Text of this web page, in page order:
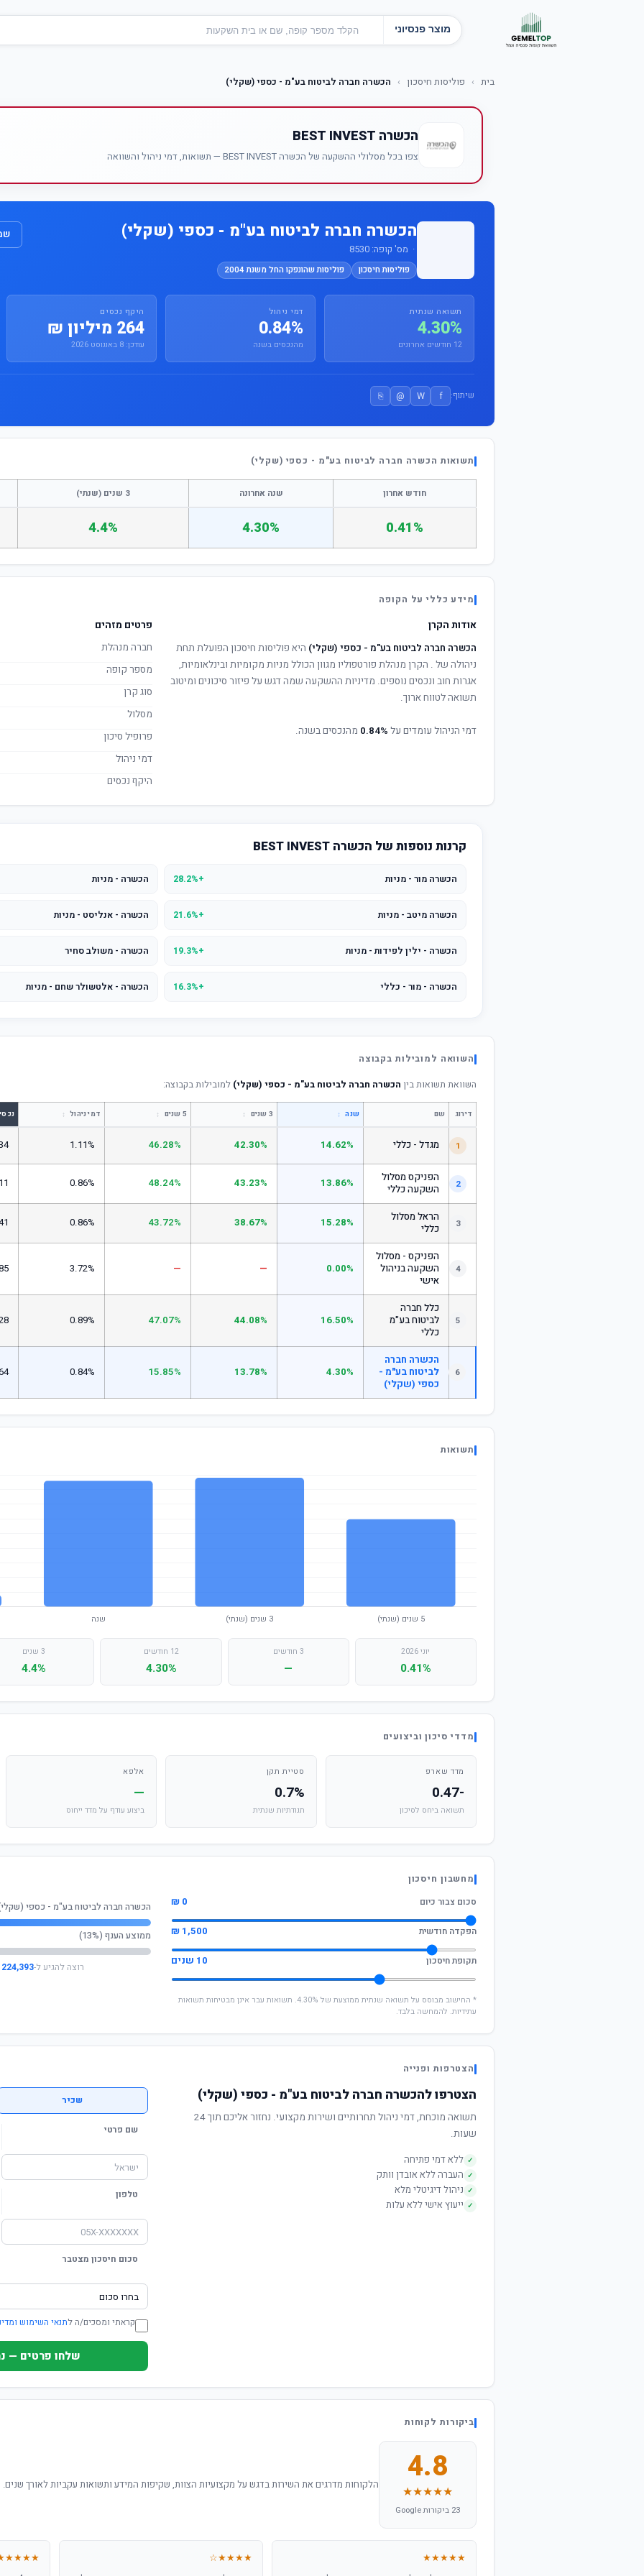
מוצר פנסיוני
בית › פוליסות חיסכון › הכשרה חברה לביטוח בע"מ - כספי (שקלי)
הכשרה BEST INVEST
צפו בכל מסלולי ההשקעה של הכשרה BEST INVEST — תשואות, דמי ניהול והשוואה
הכשרה חברה לביטוח בע"מ - כספי (שקלי)
· מס' קופה: 8530
פוליסות חיסכון פוליסות שהונפקו החל משנת 2004
תשואה שנתית
4.30%
12 חודשים אחרונים
דמי ניהול
0.84%
מהנכסים בשנה
היקף נכסים
264 מיליון ₪
עודכן: 8 באוגוסט 2026
שיתוף: f
W
@
⎘
תשואות הכשרה חברה לביטוח בע"מ - כספי (שקלי)
חודש אחרון שנה אחרונה 3 שנים (שנתי)
0.41%
4.30%
4.4%
מידע כללי על הקופה
אודות הקרן
הכשרה חברה לביטוח בע"מ - כספי (שקלי) היא פוליסות חיסכון הפועלת תחת
ניהולה של . הקרן מנהלת פורטפוליו מגוון הכולל מניות מקומיות ובינלאומיות,
אגרות חוב ונכסים נוספים. מדיניות ההשקעה שמה דגש על פיזור סיכונים ומיטוב
תשואה לטווח ארוך.
דמי הניהול עומדים על 0.84% מהנכסים בשנה.
פרטים מזהים
חברה מנהלת
מספר קופה
סוג קרן
מסלול
פרופיל סיכון
דמי ניהול
היקף נכסים
קרנות נוספות של הכשרה BEST INVEST
הכשרה מור - מניות +28.2% הכשרה - מניות
הכשרה מיטב - מניות +21.6% הכשרה - אנליסט - מניות
הכשרה - ילין לפידות - מניות +19.3% הכשרה - משולב סחיר
הכשרה - מור - כללי +16.3% הכשרה - אלטשולר שחם - מניות
השוואה למובילות בקבוצה
השוואת תשואות בין הכשרה חברה לביטוח בע"מ - כספי (שקלי) למובילות בקבוצה:
דירוג שם שנה ↕ 3 שנים ↕ 5 שנים ↕ דמי ניהול ↕
1 מגדל - כללי 14.62%
42.30%
46.28%
1.11%
2
הפניקס מסלול
השקעה כללי
13.86%
43.23%
48.24%
0.86%
3
הראל מסלול
כללי
15.28%
38.67%
43.72%
0.86%
4
הפניקס - מסלול
השקעה בניהול
אישי
0.00%
—
—
3.72%
5
כלל חברה
לביטוח בע"מ
כללי
16.50%
44.08%
47.07%
0.89%
6
הכשרה חברה
לביטוח בע"מ -
כספי (שקלי)
4.30%
13.78%
15.85%
0.84%
תשואות
יוני 2026
0.41%
3 חודשים
—
12 חודשים
4.30%
3 שנים
4.4%
מדדי סיכון וביצועים
מדד שארפ
-0.47
תשואה ביחס לסיכון
סטיית תקן
0.7%
תנודתיות שנתית
אלפא
—
ביצוע עודף על מדד ייחוס
מחשבון חיסכון
סכום צבור כיום
0 ₪
הפקדה חודשית 1,500 ₪
תקופת חיסכון 10 שנים
* החישוב מבוסס על תשואה שנתית ממוצעת של 4.30%. תשואות עבר אינן מבטיחות תשואות
עתידיות. להמחשה בלבד.
הכשרה חברה לביטוח בע"מ - כספי
ממוצע הענף (13%)
רוצה להגיע ל-224,393 ₪
הצטרפות ופנייה
הצטרפו להכשרה חברה לביטוח בע"מ - כספי (שקלי)
תשואה מוכחת, דמי ניהול תחרותיים ושירות מקצועי. נחזור אליכם תוך 24
שעות.
✓ ללא דמי פתיחה
✓ העברה ללא אובדן וותק
✓ ניהול דיגיטלי מלא
✓ ייעוץ אישי ללא עלות
שכיר
שם פרטי
טלפון
סכום חיסכון מצטבר
קראתי ומסכים/ה לתנאי השימוש
שלחו פרטים — נחזור
ביקורות לקוחות
4.8
★★★★★
23 ביקורות Google
הלקוחות מדרגים את השירות בדגש על מקצועיות הצוות, שקיפות המידע ותשואות עקביות לאורך שנים.
★★★★★
★★★★☆